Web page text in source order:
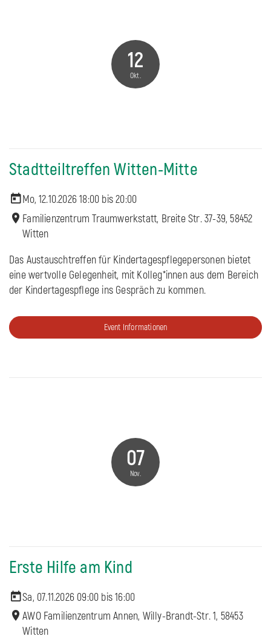
12
Okt.
Stadtteiltreffen Witten-Mitte
Mo, 12.10.2026 18:00 bis20:00
Familienzentrum Traumwerkstatt, Breite Str. 37-39, 58452
Witten
Das Austauschtreffen für Kindertagespflegepersonen bietet
eine wertvolle Gelegenheit, mit Kolleg*innen aus dem Bereich
der Kindertagespflege ins Gespräch zu kommen.
Event Informationen
07
Nov.
Erste Hilfe am Kind
Sa, 07.11.2026 09:00 bis16:00
AWO Familienzentrum Annen, Willy-Brandt-Str. 1, 58453
Witten